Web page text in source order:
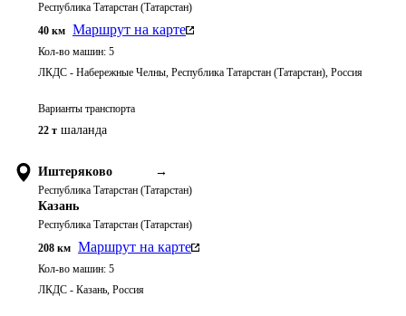
Республика Татарстан (Татарстан)
40 км Маршрут на карте
Кол-во машин: 5
ЛКДС - Набережные Челны, Республика Татарстан (Татарстан), Россия
Варианты транспорта
22 т шаланда
Иштеряково →
Республика Татарстан (Татарстан)
Казань
Республика Татарстан (Татарстан)
208 км Маршрут на карте
Кол-во машин: 5
ЛКДС - Казань, Россия